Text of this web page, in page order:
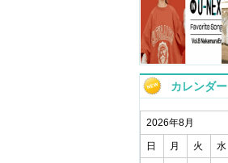
カレンダー
2026年8月
日 月 火 水